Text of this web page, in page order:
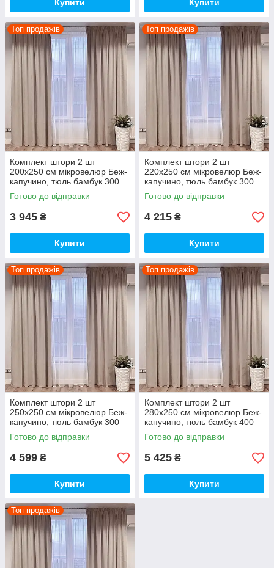
Купити Купити
Топ продажів
Комплект штори 2 шт
200х250 см мікровелюр Беж-
капучино, тюль бамбук 300
см Тепло-білий
Готово до відправки
3 945 ₴
Купити
Топ продажів
Комплект штори 2 шт
220х250 см мікровелюр Беж-
капучино, тюль бамбук 300
см Тепло-білий
Готово до відправки
4 215 ₴
Купити
Топ продажів
Комплект штори 2 шт
250х250 см мікровелюр Беж-
капучино, тюль бамбук 300
см Тепло-білий
Готово до відправки
4 599 ₴
Купити
Топ продажів
Комплект штори 2 шт
280х250 см мікровелюр Беж-
капучино, тюль бамбук 400
см Тепло-білий
Готово до відправки
5 425 ₴
Купити
Топ продажів